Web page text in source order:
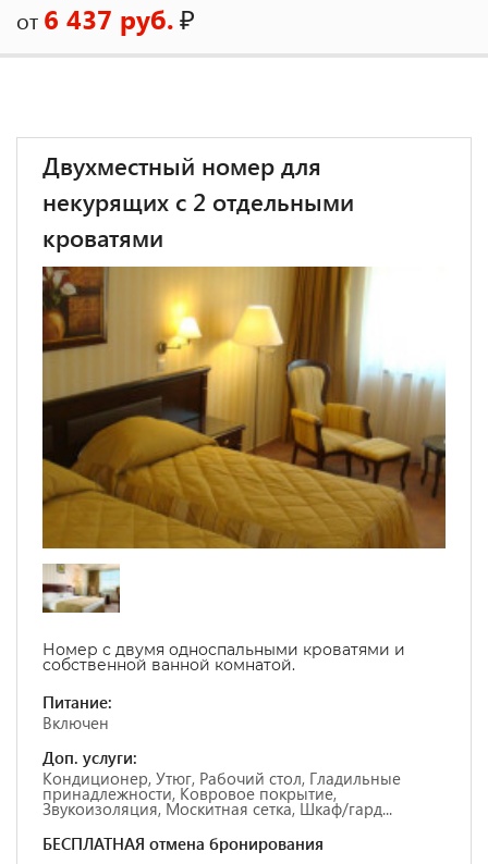
от 6 437 руб.₽
Двухместный номер для
некурящих с 2 отдельными
кроватями
Номер с двумя односпальными кроватями и
собственной ванной комнатой.
Питание:
Включен
Доп. услуги:
Кондиционер, Утюг, Рабочий стол, Гладильные
принадлежности, Ковровое покрытие,
Звукоизоляция, Москитная сетка, Шкаф/гард...
БЕСПЛАТНАЯ отмена бронирования